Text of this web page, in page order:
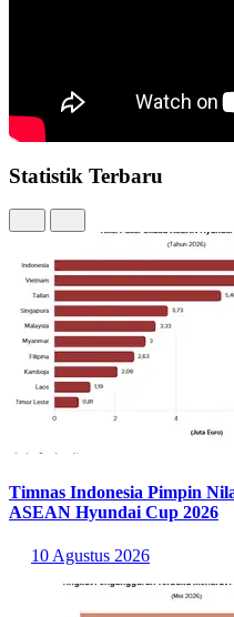
Statistik Terbaru
Timnas Indonesia Pimpin
ASEAN Hyundai Cup 2026
10 Agustus 2026